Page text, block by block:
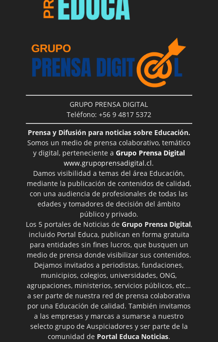
GRUPO PRENSA DIGITAL
Teléfono: +56 9 4817 5372
Prensa y Difusión para noticias sobre Educación.
Somos un medio de prensa colaborativo, temático
y digital, perteneciente a Grupo Prensa Digital
www.grupoprensadigital.cl.
Damos visibilidad a temas del área Educación,
mediante la publicación de contenidos de calidad,
con una audiencia de profesionales de todas las
edades y tomadores de decisión del ámbito
público y privado.
Los 5 portales de Noticias de Grupo Prensa Digital,
incluido Portal Educa, publican en forma gratuita
para entidades sin fines lucros, que busquen un
medio de prensa donde visibilizar sus contenidos.
Dejamos invitados a periodistas, fundaciones,
municipios, colegios, universidades, ONG,
agrupaciones, ministerios, servicios públicos, etc…
a ser parte de nuestra red de prensa colaborativa
por una Educación de calidad. También invitamos
a las empresas y marcas a sumarse a nuestro
selecto grupo de Auspiciadores y ser parte de la
comunidad de Portal Educa Noticias.